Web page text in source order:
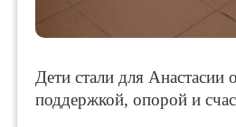
Дети стали для Анастасии
поддержкой, опорой и